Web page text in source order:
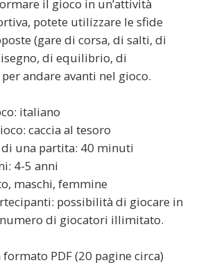
il gioco in un’attività
potete utilizzare le sfide
(gare di corsa, di salti, di
di equilibrio, di
andare avanti nel gioco.
italiano
caccia al tesoro
una partita: 40 minuti
4-5 anni
maschi, femmine
possibilità di giocare in
di giocatori illimitato.
PDF (20 pagine circa)